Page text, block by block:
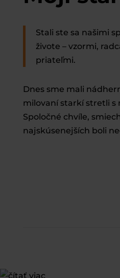
Stali ste sa našimi
živote – vzormi,
priateľmi.
Dnes sme mali
milovaní starkí stretli s
Spoločné chvíle,
najskúsenejších boli